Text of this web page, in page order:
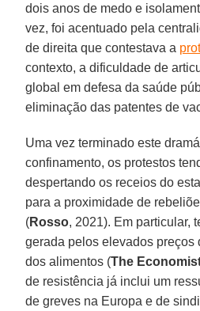
dois anos de medo e
vez, foi acentuado pela
de direita que contestava a
contexto, a dificuldade de
global em defesa da saúde
eliminação das patentes de
Uma vez terminado este
confinamento, os protestos
despertando os receios do
para a proximidade de
(Rosso, 2021). Em particular,
gerada pelos elevados preços
dos alimentos (The
de resistência já inclui um
de greves na Europa e de